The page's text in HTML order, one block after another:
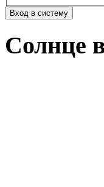
Солнце